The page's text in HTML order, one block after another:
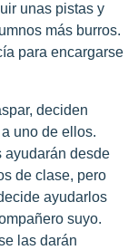
unas pistas y
más burros.
para encargarse
deciden
uno de ellos.
ayudarán desde
de clase, pero
ayudarlos
suyo.
las darán